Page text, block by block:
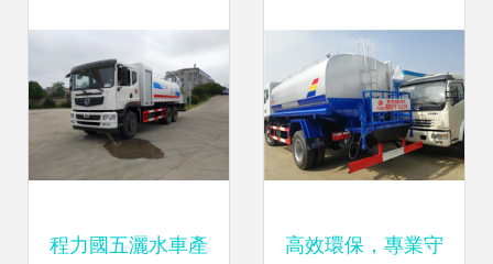
的可靠伙伴
程力國五灑水車產 高效環保，專業守